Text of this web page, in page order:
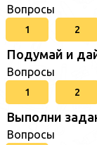
Вопросы
1 2
Подумай и
Вопросы
1 2
Выполни
Вопросы